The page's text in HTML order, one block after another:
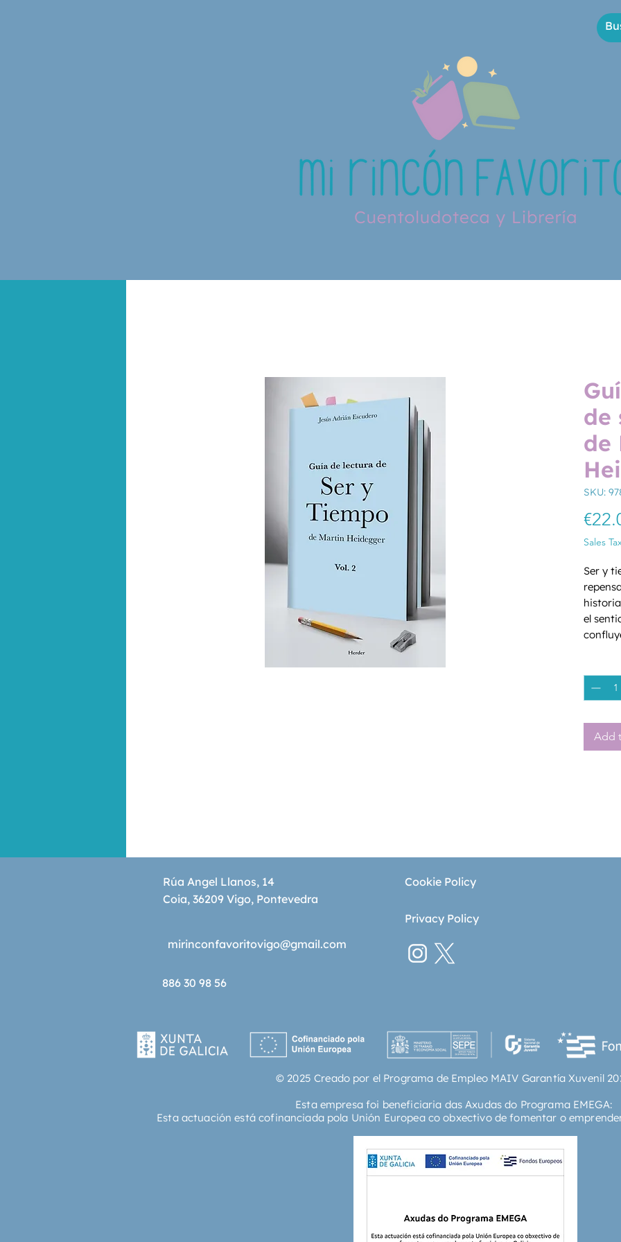
de
de
SKU:
Sales
Ser y
el
la
Add
Rúa Angel Llanos, 14
Coia, 36209 Vigo, Pontevedra
mirinconfavoritovigo@gmail.com
886 30 98 56
Cookie Policy
Privacy Policy
© 2025 Creado por el Programa de Empleo MAIV Garantía Xuvenil
Esta empresa foi beneficiaria das Axudas do Programa EMEGA:
Esta actuación está cofinanciada pola Unión Europea co obxectivo de fomentar o